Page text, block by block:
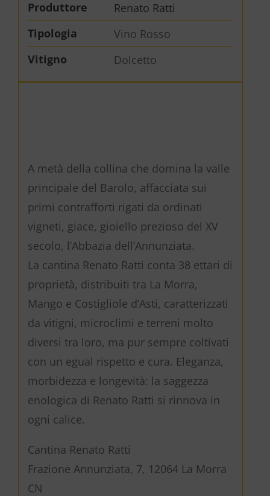
Produttore
Renato Ratti
Tipologia
Vino Rosso
Vitigno
Dolcetto
A metà della collina che domina la valle
principale del Barolo, affacciata sui
primi contrafforti rigati da ordinati
vigneti, giace, gioiello prezioso del XV
secolo, l’Abbazia dell’Annunziata.
La cantina Renato Ratti conta 38 ettari di
proprietà, distribuiti tra La Morra,
Mango e Costigliole d’Asti, caratterizzati
da vitigni, microclimi e terreni molto
diversi tra loro, ma pur sempre coltivati
con un egual rispetto e cura. Eleganza,
morbidezza e longevità: la saggezza
enologica di Renato Ratti si rinnova in
ogni calice.
Cantina Renato Ratti
Frazione Annunziata, 7, 12064 La Morra
CN